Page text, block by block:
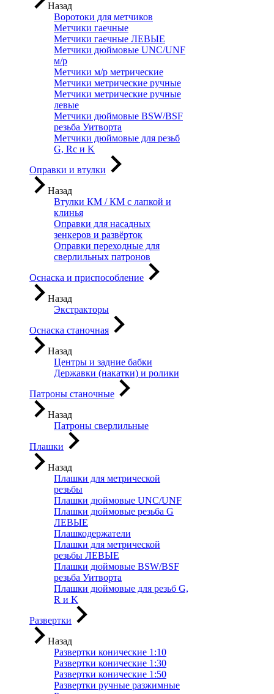
Назад
Воротоки для метчиков
Метчики гаечные
Метчики гаечные ЛЕВЫЕ
Метчики дюймовые UNC/UNF
м/р
Метчики м/р метрические
Метчики метрические ручные
Метчики метрические ручные
левые
Метчики дюймовые BSW/BSF
резьба Уитворта
Метчики дюймовые для резьб
G, Rc и K
Оправки и втулки
Назад
Втулки КМ / КМ с лапкой и
клинья
Оправки для насадных
зенкеров и развёрток
Оправки переходные для
сверлильных патронов
Оснаска и приспособление
Назад
Экстракторы
Оснаска станочная
Назад
Центры и задние бабки
Державки (накатки) и ролики
Патроны станочные
Назад
Патроны сверлильные
Плашки
Назад
Плашки для метрической
резьбы
Плашки дюймовые UNC/UNF
Плашки дюймовые резьба G
ЛЕВЫЕ
Плашкодержатели
Плашки для метрической
резьбы ЛЕВЫЕ
Плашки дюймовые BSW/BSF
резьба Уитворта
Плашки дюймовые для резьб G,
R и K
Развертки
Назад
Развертки конические 1:10
Развертки конические 1:30
Развертки конические 1:50
Развертки ручные разжимные